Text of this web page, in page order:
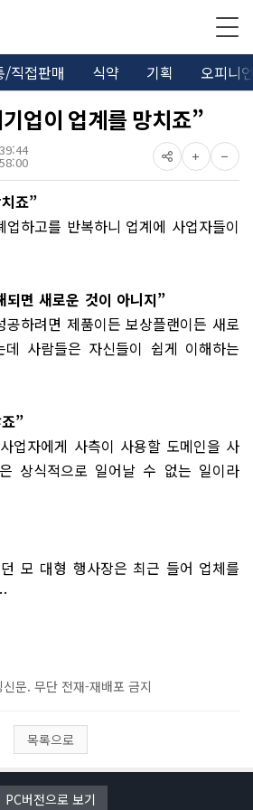
/직접판매 식약 기획 오피니
업이 업계를 망치죠”
죠”
업하고를 반복하니 업계에 사업자들이
되면 새로운 것이 아니지”
공하려면 제품이든 보상플랜이든 새로
사람들은 자신들이 쉽게 이해하는
”
업자에게 사측이 사용할 도메인을 사
상식적으로 일어날 수 없는 일이라
모 대형 행사장은 최근 들어 업체를
문. 무단 전재-재배포 금지
목록으로
PC버전으로 보기